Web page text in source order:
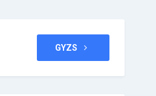
GYZS